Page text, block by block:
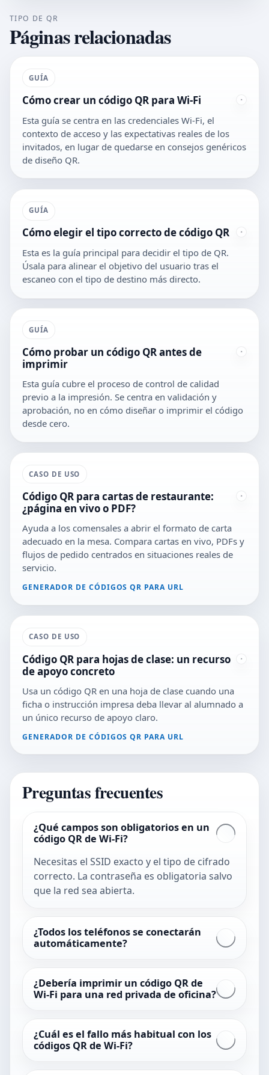
TIPO DE QR
Páginas relacionadas
GUÍA
Cómo crear un código QR para Wi-Fi
Esta guía se centra en las credenciales Wi-Fi, el
contexto de acceso y las expectativas reales de los
invitados, en lugar de quedarse en consejos genéricos
de diseño QR.
GUÍA
Cómo elegir el tipo correcto de código QR
Esta es la guía principal para decidir el tipo de QR.
Úsala para alinear el objetivo del usuario tras el
escaneo con el tipo de destino más directo.
GUÍA
Cómo probar un código QR antes de
imprimir
Esta guía cubre el proceso de control de calidad
previo a la impresión. Se centra en validación y
aprobación, no en cómo diseñar o imprimir el código
desde cero.
CASO DE USO
Código QR para cartas de restaurante:
¿página en vivo o PDF?
Ayuda a los comensales a abrir el formato de carta
adecuado en la mesa. Compara cartas en vivo, PDFs y
flujos de pedido centrados en situaciones reales de
servicio.
GENERADOR DE CÓDIGOS QR PARA URL
CASO DE USO
Código QR para hojas de clase: un recurso
de apoyo concreto
Usa un código QR en una hoja de clase cuando una
ficha o instrucción impresa deba llevar al alumnado a
un único recurso de apoyo claro.
GENERADOR DE CÓDIGOS QR PARA URL
Preguntas frecuentes
¿Qué campos son obligatorios en un
código QR de Wi-Fi?
Necesitas el SSID exacto y el tipo de cifrado
correcto. La contraseña es obligatoria salvo
que la red sea abierta.
¿Todos los teléfonos se conectarán
automáticamente?
¿Debería imprimir un código QR de
Wi-Fi para una red privada de oficina?
¿Cuál es el fallo más habitual con los
códigos QR de Wi-Fi?